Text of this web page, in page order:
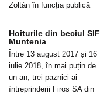
Zoltán în funcția publică
Hoiturile din beciul SIF
Muntenia
Între 13 august 2017 și 16
iulie 2018, în mai puțin de
un an, trei paznici ai
întreprinderii Firos SA din